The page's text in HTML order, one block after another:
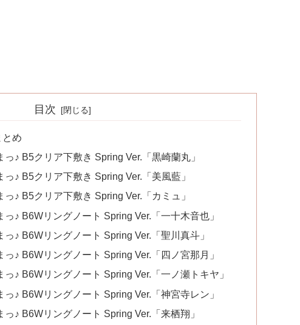
目次
とめ
♪ B5クリア下敷き Spring Ver.「黒崎蘭丸」
♪ B5クリア下敷き Spring Ver.「美風藍」
♪ B5クリア下敷き Spring Ver.「カミュ」
♪ B6Wリングノート Spring Ver.「一十木音也」
♪ B6Wリングノート Spring Ver.「聖川真斗」
♪ B6Wリングノート Spring Ver.「四ノ宮那月」
♪ B6Wリングノート Spring Ver.「一ノ瀬トキヤ」
♪ B6Wリングノート Spring Ver.「神宮寺レン」
♪ B6Wリングノート Spring Ver.「来栖翔」